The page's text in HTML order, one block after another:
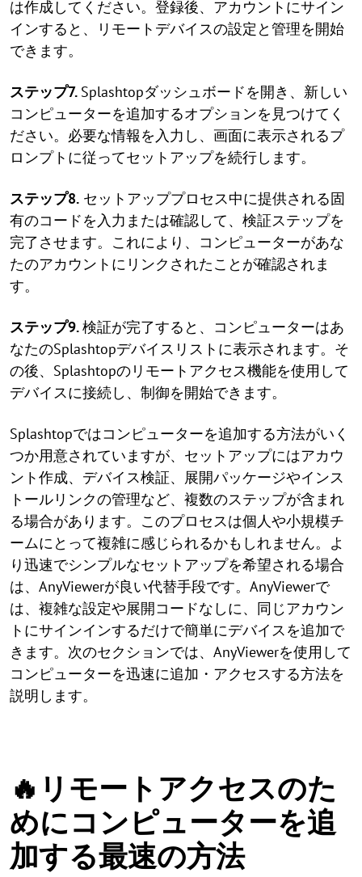
は作成してください。登録後、アカウントにサイン
インすると、リモートデバイスの設定と管理を開始
できます。
ステップ7. Splashtopダッシュボードを開き、新しい
コンピューターを追加するオプションを見つけてく
ださい。必要な情報を入力し、画面に表示されるプ
ロンプトに従ってセットアップを続行します。
ステップ8. セットアッププロセス中に提供される固
有のコードを入力または確認して、検証ステップを
完了させます。これにより、コンピューターがあな
たのアカウントにリンクされたことが確認されま
す。
ステップ9.検証が完了すると、コンピューターはあ
なたのSplashtopデバイスリストに表示されます。そ
の後、Splashtopのリモートアクセス機能を使用して
デバイスに接続し、制御を開始できます。
Splashtopではコンピューターを追加する方法がいく
つか用意されていますが、セットアップにはアカウ
ント作成、デバイス検証、展開パッケージやインス
トールリンクの管理など、複数のステップが含まれ
る場合があります。このプロセスは個人や小規模チ
ームにとって複雑に感じられるかもしれません。よ
り迅速でシンプルなセットアップを希望される場合
は、AnyViewerが良い代替手段です。AnyViewerで
は、複雑な設定や展開コードなしに、同じアカウン
トにサインインするだけで簡単にデバイスを追加で
きます。次のセクションでは、AnyViewerを使用して
コンピューターを迅速に追加・アクセスする方法を
説明します。
🔥リモートアクセスのた
めにコンピューターを追
加する最速の方法